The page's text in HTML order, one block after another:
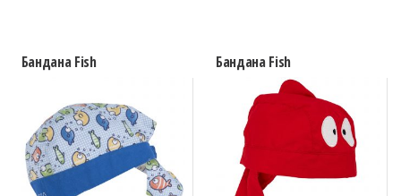
Бандана Fish Бандана Fish